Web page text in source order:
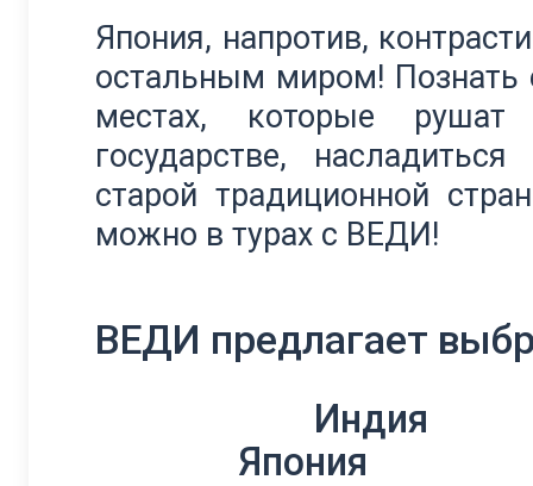
Япония, напротив,
остальным миром! Познать
местах, которые рушат
государстве,
старой традиционной
можно в турах с ВЕДИ!
ВЕДИ предлагает
Япония